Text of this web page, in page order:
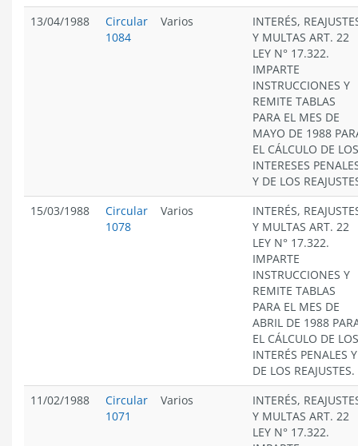
13/04/1988
Circular
1084
Varios
INTERÉS,
Y MULTAS ART. 22
LEY N° 17.322.
IMPARTE
INSTRUCCIONES Y
REMITE TABLAS
PARA EL MES DE
MAYO DE 1988
EL CÁLCULO DE LOS
INTERESES
Y DE LOS
15/03/1988
Circular
1078
Varios
INTERÉS,
Y MULTAS ART. 22
LEY N° 17.322.
IMPARTE
INSTRUCCIONES Y
REMITE TABLAS
PARA EL MES DE
ABRIL DE 1988
EL CÁLCULO DE LOS
INTERÉS PENALES Y
DE LOS REAJUSTES.
11/02/1988
Circular
1071
Varios
INTERÉS,
Y MULTAS ART. 22
LEY N° 17.322.